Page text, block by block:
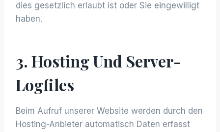
dies gesetzlich erlaubt ist oder Sie eingewilligt
haben.
3. Hosting Und Server-
Logfiles
Beim Aufruf unserer Website werden durch den
Hosting-Anbieter automatisch Daten erfasst